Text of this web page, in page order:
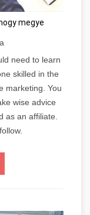
megye
need to learn
skilled in the
marketing. You
wise advice
as an affiliate.